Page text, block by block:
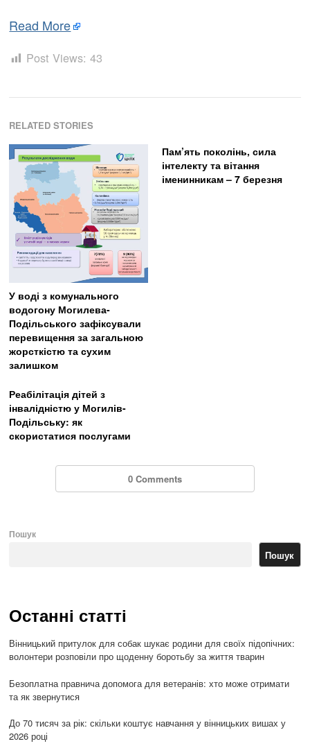
Read More
Post Views: 43
RELATED STORIES
У воді з комунального
водогону Могилева-
Подільського зафіксували
перевищення за загальною
жорсткістю та сухим
залишком
Пам’ять поколінь, сила
інтелекту та вітання
іменинникам – 7 березня
Реабілітація дітей з
інвалідністю у Могилів-
Подільську: як
скористатися послугами
0 Comments
Пошук
Пошук
Останні статті
Вінницький притулок для собак шукає родини для своїх підопічних:
волонтери розповіли про щоденну боротьбу за життя тварин
Безоплатна правнича допомога для ветеранів: хто може отримати
та як звернутися
До 70 тисяч за рік: скільки коштує навчання у вінницьких вишах у
2026 році